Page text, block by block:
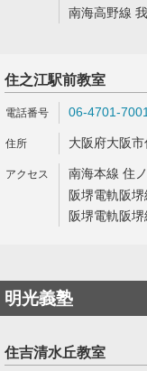
南海高野線
住之江駅前教室
06-4701-7001
大阪府大阪
南海本線 住
阪堺電軌阪
阪堺電軌阪
明光義塾
住吉清水丘教室